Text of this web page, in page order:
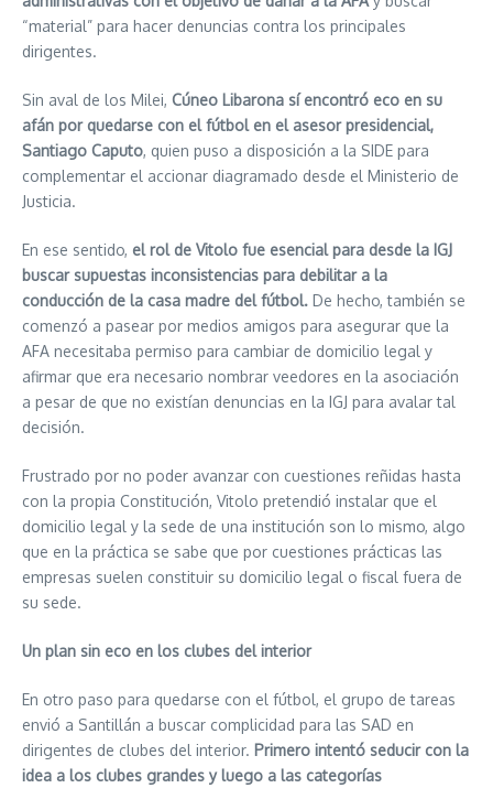
“material” para hacer denuncias contra los principales
dirigentes.
Sin aval de los Milei, Cúneo Libarona sí encontró eco en su
afán por quedarse con el fútbol en el asesor presidencial,
Santiago Caputo, quien puso a disposición a la SIDE para
complementar el accionar diagramado desde el Ministerio de
Justicia.
En ese sentido, el rol de Vitolo fue esencial para desde la IGJ
buscar supuestas inconsistencias para debilitar a la
conducción de la casa madre del fútbol. De hecho, también se
comenzó a pasear por medios amigos para asegurar que la
AFA necesitaba permiso para cambiar de domicilio legal y
afirmar que era necesario nombrar veedores en la asociación
a pesar de que no existían denuncias en la IGJ para avalar tal
decisión.
Frustrado por no poder avanzar con cuestiones reñidas hasta
con la propia Constitución, Vitolo pretendió instalar que el
domicilio legal y la sede de una institución son lo mismo, algo
que en la práctica se sabe que por cuestiones prácticas las
empresas suelen constituir su domicilio legal o fiscal fuera de
su sede.
Un plan sin eco en los clubes del interior
En otro paso para quedarse con el fútbol, el grupo de tareas
envió a Santillán a buscar complicidad para las SAD en
dirigentes de clubes del interior. Primero intentó seducir con la
idea a los clubes grandes y luego a las categorías